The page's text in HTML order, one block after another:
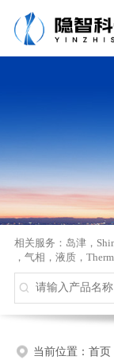
相关服务： 岛津，
， 气相 ， 液质，
当前位置： 首页